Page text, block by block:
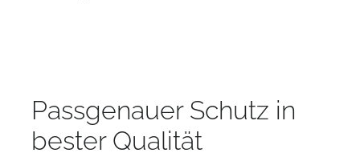
Passgenauer Schutz in
bester Qualität